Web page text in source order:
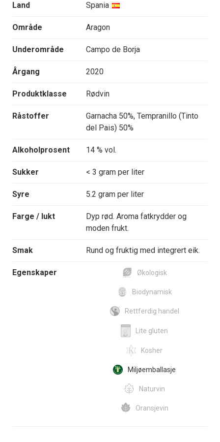
Land Spania
Område Aragon
Underområde Campo de Borja
Årgang 2020
Produktklasse Rødvin
Råstoffer
Garnacha 50%, Tempranillo (Tinto
del Pais) 50%
Alkoholprosent 14 % vol.
Sukker < 3 gram per liter
Syre 5.2 gram per liter
Farge / lukt
Dyp rød. Aroma fatkrydder og
moden frukt.
Smak Rund og fruktig med integrert eik.
Egenskaper Økologisk
Biodynamisk
Rettferdig handel
Lite gluten
Kosher
Miljøemballasje
Naturvin
Oransjevin